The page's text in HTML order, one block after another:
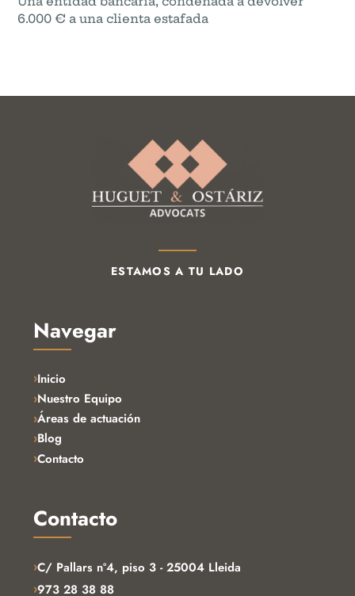
6.000 € a una clienta estafada
ESTAMOS A TU LADO
Navegar
Inicio
Nuestro Equipo
Áreas de actuación
Blog
Contacto
Contacto
›C/ Pallars nº4, piso 3 - 25004 Lleida
›973 28 38 88